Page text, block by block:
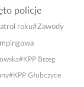
policje
roku#Zawody
#KPP Brzeg
#KPP Głubczyce